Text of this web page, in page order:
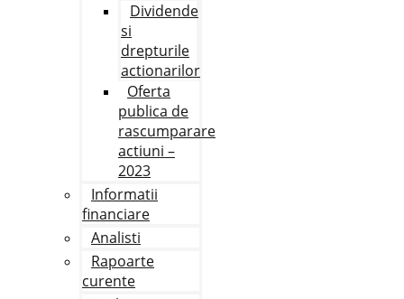
Dividende
si
drepturile
actionarilor
Oferta
publica de
rascumparare
actiuni –
2023
Informatii
financiare
Analisti
Rapoarte
curente